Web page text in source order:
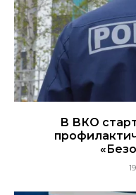
В ВКО